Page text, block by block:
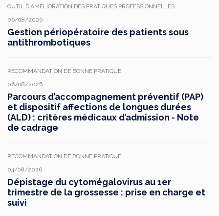
OUTIL D'AMÉLIORATION DES PRATIQUES PROFESSIONNELLES
06/08/2026
Gestion périopératoire des patients sous
antithrombotiques
RECOMMANDATION DE BONNE PRATIQUE
06/08/2026
Parcours d’accompagnement préventif (PAP)
et dispositif affections de longues durées
(ALD) : critères médicaux d’admission - Note
de cadrage
RECOMMANDATION DE BONNE PRATIQUE
04/08/2026
Dépistage du cytomégalovirus au 1er
trimestre de la grossesse : prise en charge et
suivi